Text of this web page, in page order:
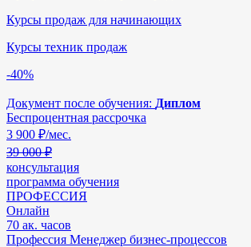
Курсы продаж для начинающих
Курсы техник продаж
-40%
Документ после обучения: Диплом
Беспроцентная рассрочка
3 900 ₽/мес.
39 000 ₽
консультация
программа обучения
ПРОФЕССИЯ
Онлайн
70 ак. часов
Профессия Менеджер бизнес-процессов